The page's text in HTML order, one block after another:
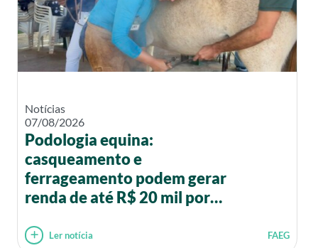
Notícias
07/08/2026
Podologia equina:
casqueamento e
ferrageamento podem gerar
renda de até R$ 20 mil por
Ler notícia FAEG